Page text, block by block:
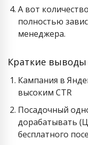
А вот
полностью
менеджера.
Краткие
Кампания в
высоким CTR
Посадочный
дорабатывать
бесплатного